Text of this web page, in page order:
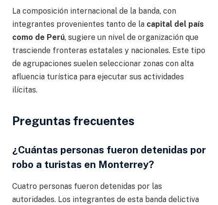
La composición internacional de la banda, con
integrantes provenientes tanto de la capital del país
como de Perú, sugiere un nivel de organización que
trasciende fronteras estatales y nacionales. Este tipo
de agrupaciones suelen seleccionar zonas con alta
afluencia turística para ejecutar sus actividades
ilícitas.
Preguntas frecuentes
¿Cuántas personas fueron detenidas por
robo a turistas en Monterrey?
Cuatro personas fueron detenidas por las
autoridades. Los integrantes de esta banda delictiva